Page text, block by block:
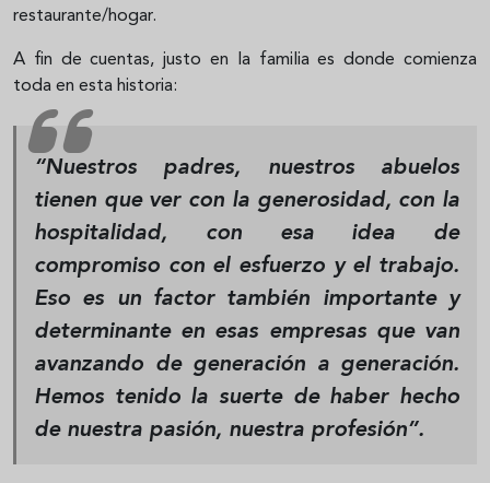
restaurante/hogar.
A fin de cuentas, justo en la familia es donde comienza
toda en esta historia:
“Nuestros padres, nuestros abuelos
tienen que ver con la generosidad, con la
hospitalidad, con esa idea de
compromiso con el esfuerzo y el trabajo.
Eso es un factor también importante y
determinante en esas empresas que van
avanzando de generación a generación.
Hemos tenido la suerte de haber hecho
de nuestra pasión, nuestra profesión”.